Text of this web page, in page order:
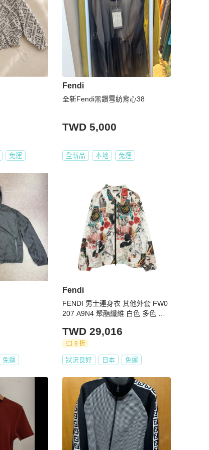
免運
Fendi
全新Fendi黑鑽雪紡背心38
TWD 5,000
全新品 本地 免運
免運
Fendi
FENDI 男士連身衣 其他外套 FW0
207 A9N4 聚酯纖維 白色 多色 二
TWD 29,016
9 折
狀況良好 日本 免運